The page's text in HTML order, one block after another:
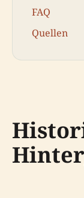
FAQ
Quellen